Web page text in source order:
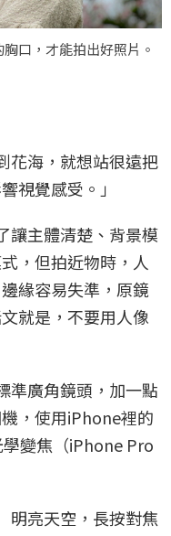
口，才能拍出好照片。
花海，就想站很遠把
視覺感受。」
讓主體清楚、背景模
，但拍近物時，人
緣容易失準，原鏡
就是，不要用人像
準廣角鏡頭，加一點
，使用iPhone裡的
學變焦（iPhone Pro
明亮天空，長按對焦